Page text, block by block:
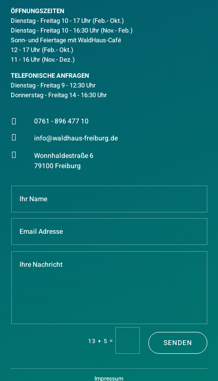
ÖFFNUNGSZEITEN
Dienstag - Freitag 10 - 17 Uhr (Feb.- Okt.)
Dienstag - Freitag 10 - 16:30 Uhr (Nov.- Feb.)
Sonn- und Feiertage mit WaldHaus-Café
12 - 17 Uhr (Feb.- Okt.)
11 - 16 Uhr (Nov.- Dez.)
TELEFONISCHE ANFRAGEN
Dienstag - Freitag 9 - 12:30 Uhr
Donnerstag - Freitag 14 - 16:30 Uhr
 0761 - 896 477 10
 info@waldhaus-freiburg.de

Wonnhaldestraße 6
79100 Freiburg
13 + 5 = SENDEN
Impressum